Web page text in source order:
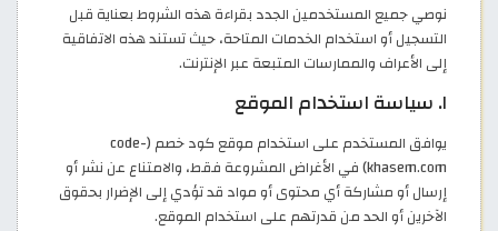
نوصي جميع المستخدمين الجدد بقراءة هذه الشروط بعناية قبل
التسجيل أو استخدام الخدمات المتاحة، حيث تستند هذه الاتفاقية
إلى الأعراف والممارسات المتبعة عبر الإنترنت.
١. سياسة استخدام الموقع
يوافق المستخدم على استخدام موقع كود خصم (code-
khasem.com) في الأغراض المشروعة فقط، والامتناع عن نشر أو
إرسال أو مشاركة أي محتوى أو مواد قد تؤدي إلى الإضرار بحقوق
الآخرين أو الحد من قدرتهم على استخدام الموقع.